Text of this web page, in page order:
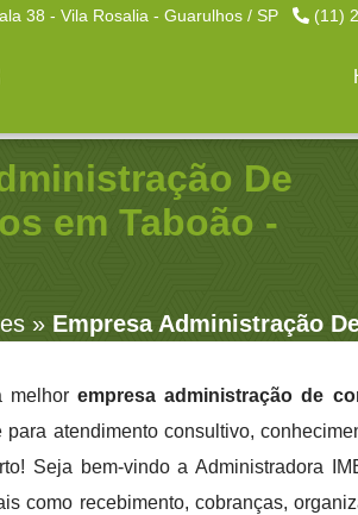
38 - Vila Rosalia - Guarulhos / SP (11)
De
em Taboão -
» Empresa Administração
melhorempresa administração de
atendimento consultivo,
Seja bem-vindo a Administradora
como recebimento, cobranças,